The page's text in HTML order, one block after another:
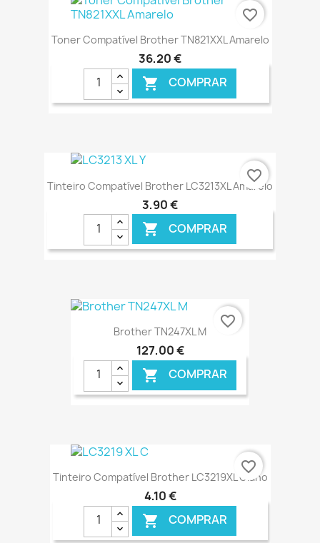
€ ONLINE
Toner Compatível Brother TN821XXL Amarelo
36,20 €
 COMPRAR
favorite_border
Tinteiro Compatível Brother LC3213XL Amarelo
3,90 €
 COMPRAR
€ ONLINE
favorite_border
Brother TN247XL M
127,00 €
 COMPRAR
€ ONLINE
favorite_border
Tinteiro Compatível Brother LC3219XL Ciano
4,10 €
 COMPRAR
favorite_border